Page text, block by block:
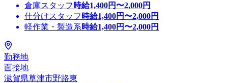
倉庫スタッフ 時給1,400円〜2,000円
仕分けスタッフ 時給1,400円〜2,000円
軽作業・製造系時給1,400円〜2,000円
勤務地
面接地
滋賀県草津市野路東